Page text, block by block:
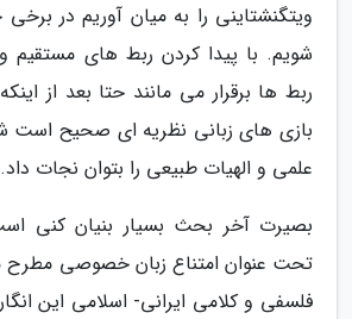
ویتگنشتاینی را به میان آوریم در
شویم. با پیدا کردن ربط های مستقیم
ربط ها برقرار می مانند حتا بعد از
بازی های زبانی نظریه ای صحیح است
علمی و الهیات طبیعی را بتوان نجات داد.
بصیرت آخر بحث بسیار بنیان کنی
تحت عنوان امتناع زبان خصوصی مطرح
فلسفی و کلامی ایرانی- اسلامی این